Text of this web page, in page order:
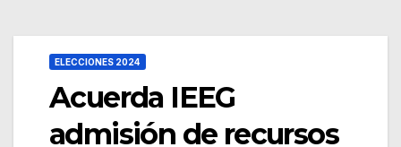
ELECCIONES 2024
Acuerda IEEG
admisión de recursos